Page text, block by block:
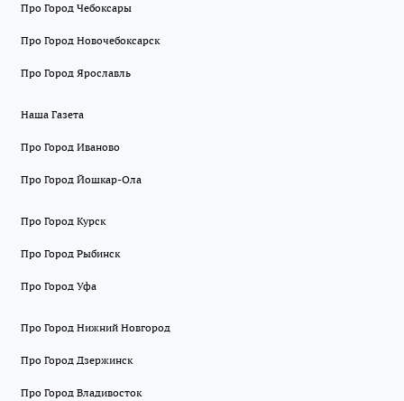
Про Город Чебоксары
Про Город Новочебоксарск
Про Город Ярославль
Наша Газета
Про Город Иваново
Про Город Йошкар-Ола
Про Город Курск
Про Город Рыбинск
Про Город Уфа
Про Город Нижний Новгород
Про Город Дзержинск
Про Город Владивосток